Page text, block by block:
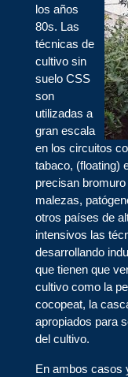
los años
80s. Las
técnicas de
cultivo sin
suelo CSS
son
utilizadas a
gran escala
en los circuitos
tabaco, (floating)
precisan
malezas,
otros países de
intensivos las
desarrollando
que tienen que
cultivo como la
cocopeat, la
apropiados para
del cultivo.
En ambos casos